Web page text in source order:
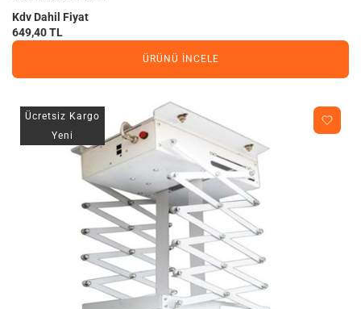
Kdv Dahil Fiyat
649,40 TL
ÜRÜNÜ İNCELE
Ücretsiz Kargo
Yeni